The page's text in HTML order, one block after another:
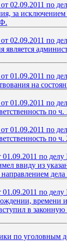
02.09.2011 по
за
02.09.2011 по
01.09.2011 по
на
01.09.2011 по
по
01.09.2011 по
по
по
ввиду из
дела
по
времени
в
по уголовным